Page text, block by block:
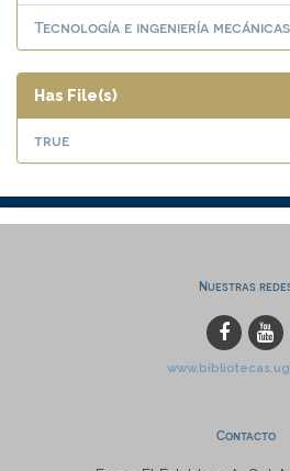
Tecnología e ingeniería mecánicas
Has File(s)
true
Nuestras
Contacto